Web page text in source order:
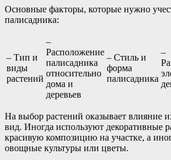
Основные факторы, которые нужно
палисадника:
– Тип и
виды
растений
–
Расположение
палисадника
относительно
дома и
деревьев
– Стиль и
форма
палисадника
–
На выбор растений оказывает влияние
вид. Иногда используют декоративные
красивую композицию на участке, а
овощные культуры или цветы.